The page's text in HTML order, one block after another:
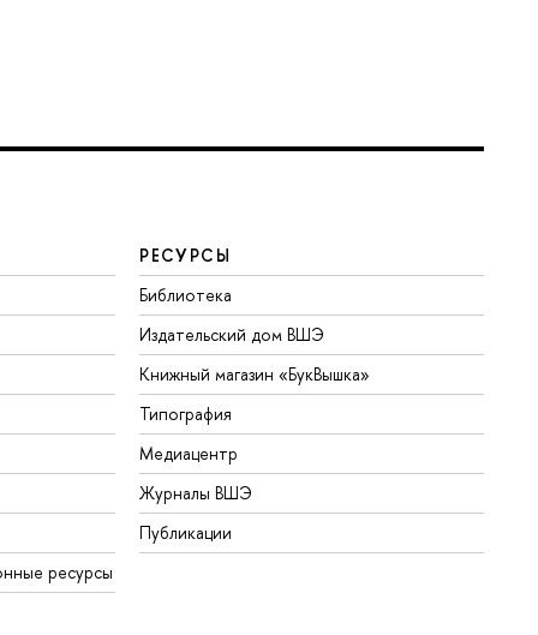
ресурсы
РЕСУРСЫ
Библиотека
Издательский дом ВШЭ
Книжный магазин «БукВышка»
Типография
Медиацентр
Журналы ВШЭ
Публикации